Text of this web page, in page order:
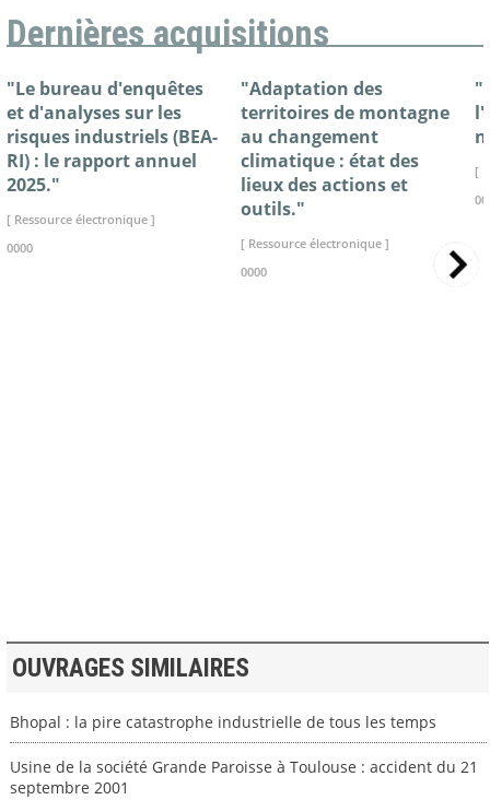
Dernières acquisitions
"Le bureau d'enquêtes
et d'analyses sur les
risques industriels (BEA-
RI) : le rapport annuel
2025."
[ Ressource électronique ]
0000
"Adaptation des
territoires de montagne
au changement
climatique : état des
lieux des actions et
outils."
[ Ressource électronique ]
0000
[
OUVRAGES SIMILAIRES
Bhopal : la pire catastrophe industrielle de tous les temps
Usine de la société Grande Paroisse à Toulouse : accident du 21
septembre 2001